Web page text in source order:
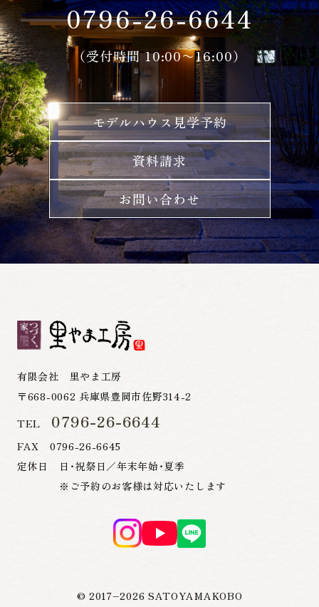
0796-26-6644
（受付時間 10:00〜16:00）
モデルハウス見学予約
資料請求
お問い合わせ
有限会社 里やま工房
〒668-0062 兵庫県豊岡市佐野314-2
TEL 0796-26-6644
FAX 0796-26-6645
定休日 日・祝祭日／年末年始・夏季
※ご予約のお客様は対応いたします
© 2017–2026 SATOYAMAKOBO